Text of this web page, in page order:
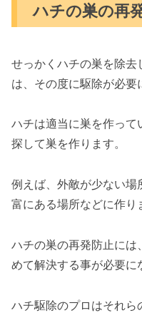
ハチの巣の再
せっかくハチの巣を除去
は、その度に駆除が必要
ハチは適当に巣を作って
探して巣を作ります。
例えば、外敵が少ない場
富にある場所などに作り
ハチの巣の再発防止には
めて解決する事が必要に
ハチ駆除のプロはそれ